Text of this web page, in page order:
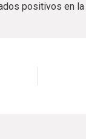
positivos en la